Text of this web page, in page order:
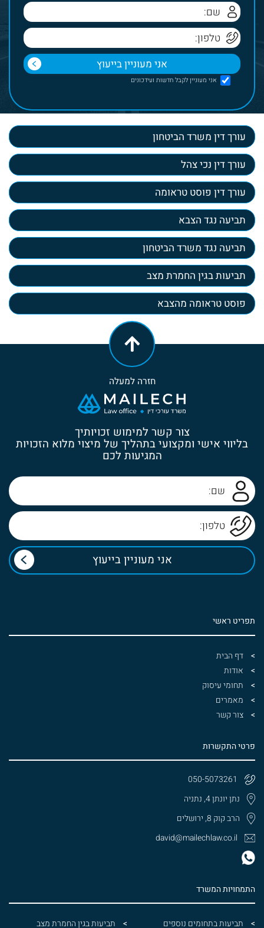
אני מעוניין לקבל חדשות ועידכונים
עורך דין משרד הביטחון
עורך דין נכי צהל
עורך דין פוסט טראומה
תביעה נגד הצבא
תביעה נגד משרד הביטחון
תביעות בגין החמרת מצב
פוסט טראומה מהצבא
חזרה למעלה
צור קשר למימוש זכויותיך
בליווי אישי ומקצועי בתהליך של מיצוי מלוא הזכויות
המגיעות לכם
תפריט ראשי
דף הבית
אודות
תחומי עיסוק
מאמרים
צור קשר
התמחויות המשרד
תביעות בתחומים נוספים תביעות בגין החמרת מצב
פרטי התקשרות
050-5073261
נתן יונתן 4, נתניה
הרב קוק 8, ירושלים
david@mailechlaw.co.il